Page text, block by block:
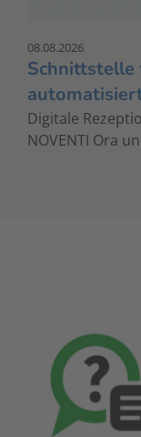
08.08.2026
Schnittstelle
Digitale
NOVENTI Ora